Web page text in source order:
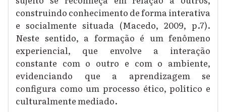
construindo conhecimento de forma interativa
e socialmente situada (Macedo, 2009, p.7).
Neste sentido, a formação é um fenômeno
experiencial, que envolve a interação
constante com o outro e com o ambiente,
evidenciando que a aprendizagem se
configura como um processo ético, político e
culturalmente mediado.